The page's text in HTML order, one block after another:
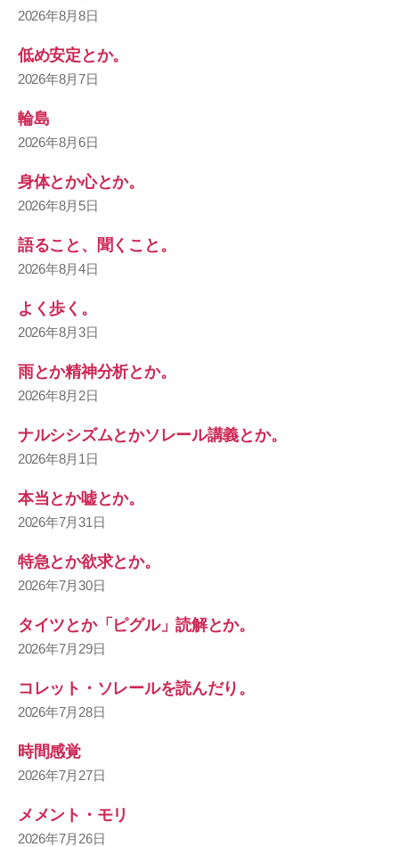
2026年8月8日
低め安定とか。
2026年8月7日
輪島
2026年8月6日
身体とか心とか。
2026年8月5日
語ること、聞くこと。
2026年8月4日
よく歩く。
2026年8月3日
雨とか精神分析とか。
2026年8月2日
ナルシシズムとかソレール講義とか。
2026年8月1日
本当とか嘘とか。
2026年7月31日
特急とか欲求とか。
2026年7月30日
タイツとか「ピグル」読解とか。
2026年7月29日
コレット・ソレールを読んだり。
2026年7月28日
時間感覚
2026年7月27日
メメント・モリ
2026年7月26日